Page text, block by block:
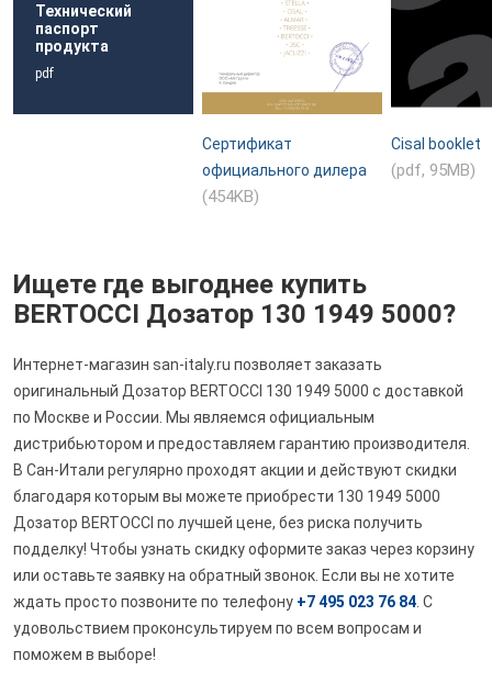
Технический
паспорт
продукта
pdf
Сертификат
официального дилера
(454KB)
Cisal booklet
(pdf, 95MB)
Ищете где выгоднее купить
BERTOCCI Дозатор 130 1949 5000?
Интернет-магазин san-italy.ru позволяет заказать
оригинальный Дозатор BERTOCCI 130 1949 5000 с доставкой
по Москве и России. Мы являемся официальным
дистрибьютором и предоставляем гарантию производителя.
В Сан-Итали регулярно проходят акции и действуют скидки
благодаря которым вы можете приобрести 130 1949 5000
Дозатор BERTOCCI по лучшей цене, без риска получить
подделку! Чтобы узнать скидку оформите заказ через корзину
или оставьте заявку на обратный звонок. Если вы не хотите
ждать просто позвоните по телефону +7 495 023 76 84 . С
удовольствием проконсультируем по всем вопросам и
поможем в выборе!